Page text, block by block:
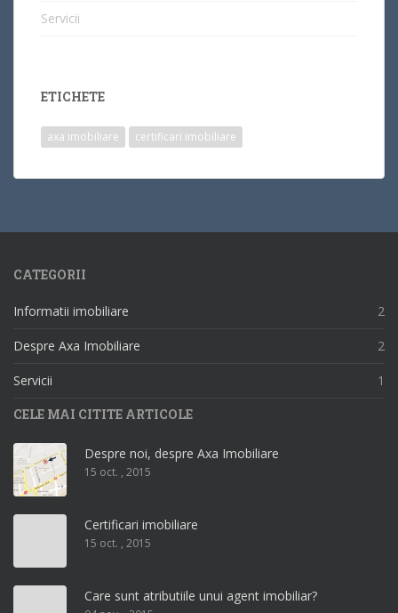
Servicii
ETICHETE
axa imobiliare certificari imobiliare
CATEGORII
Informatii imobiliare 2
Despre Axa Imobiliare 2
Servicii
1
CELE MAI CITITE ARTICOLE
Despre noi, despre Axa Imobiliare
15 oct. , 2015
Certificari imobiliare
15 oct. , 2015
Care sunt atributiile unui agent imobiliar?